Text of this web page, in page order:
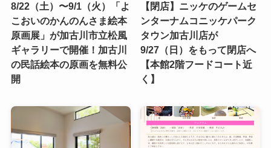
8/22（土）〜9/1（火）「よ
こおいのかんのんさま絵本
原画展」が加古川市立松風
ギャラリーで開催！加古川
の民話絵本の原画を無料公
開
【閉店】ニッケのゲームセ
ンターナムコニッケパーク
タウン加古川店が
9/27（日）をもって閉店へ
【本館2階フードコート近
く】